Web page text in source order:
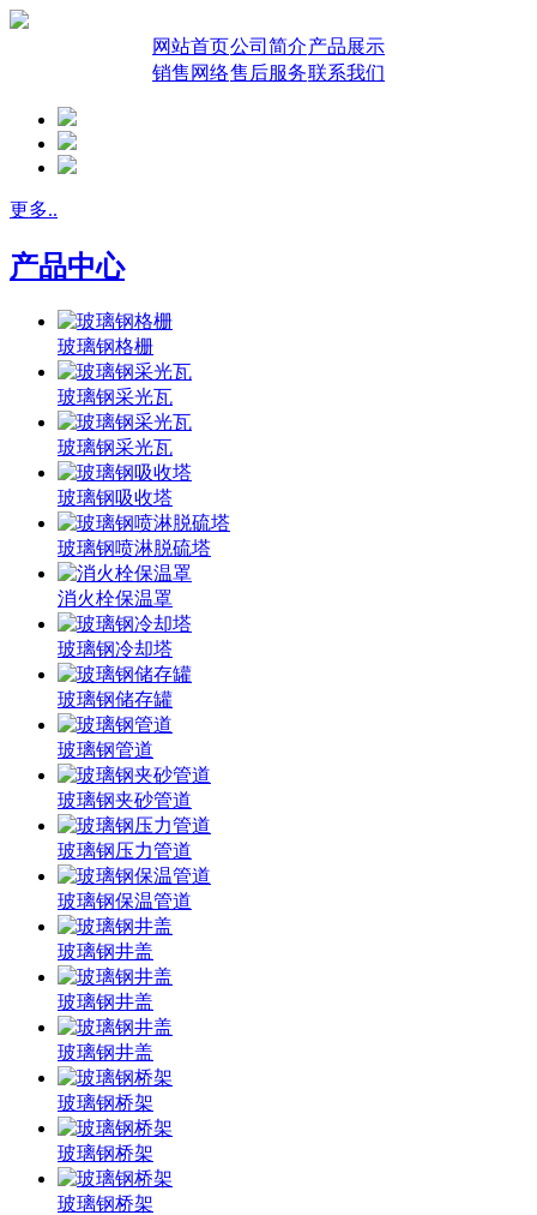
网站首页公司简介产品展示
销售网络售后服务联系我们
更多..
产品中心
玻璃钢格栅
玻璃钢采光瓦
玻璃钢采光瓦
玻璃钢吸收塔
玻璃钢喷淋脱硫塔
消火栓保温罩
玻璃钢冷却塔
玻璃钢储存罐
玻璃钢管道
玻璃钢夹砂管道
玻璃钢压力管道
玻璃钢保温管道
玻璃钢井盖
玻璃钢井盖
玻璃钢井盖
玻璃钢桥架
玻璃钢桥架
玻璃钢桥架